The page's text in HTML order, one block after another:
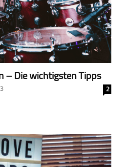
– Die wichtigsten Tipps
2